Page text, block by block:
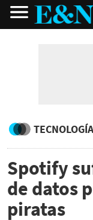
Spotify
de datos
piratas